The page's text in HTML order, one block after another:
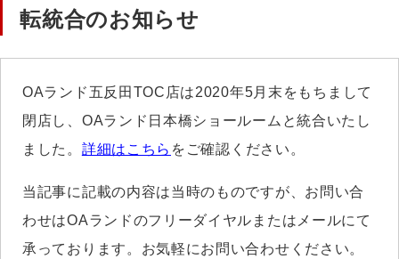
転統合のお知らせ
OAランド五反田TOC店は2020年5月末をもちまして
閉店し、OAランド日本橋ショールームと統合いたし
ました。 詳細はこちら をご確認ください。
当記事に記載の内容は当時のものですが、お問い合
わせはOAランドのフリーダイヤルまたはメールにて
承っております。お気軽にお問い合わせください。